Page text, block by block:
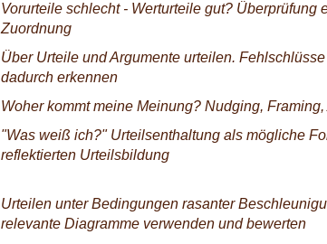
Vorurteile schlecht - Werturteile gut? Überprüfung
Zuordnung
Über Urteile und Argumente urteilen.
dadurch erkennen
Woher kommt meine Meinung? Nudging,
"Was weiß ich?" Urteilsenthaltung als mögliche
reflektierten Urteilsbildung
Urteilen unter Bedingungen rasanter
relevante Diagramme verwenden und bewerten